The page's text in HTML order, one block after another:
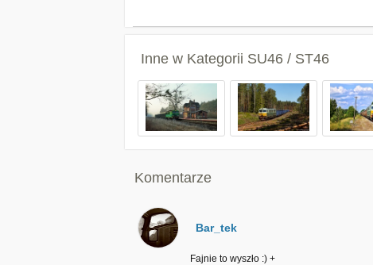
Inne w Kategorii SU46 / ST46
Komentarze
Bar_tek
Fajnie to wyszło :) +